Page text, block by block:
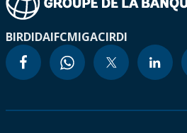
BIRDIDAIFCMIGACIRDI